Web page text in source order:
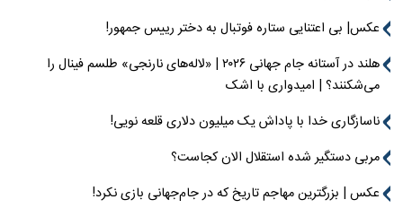
عکس| بی اعتنایی ستاره فوتبال به دختر رییس جمهور!
هلند در آستانه جام جهانی ۲۰۲۶ | «لاله‌های نارنجی» طلسم فینال را
می‌شکنند؟ | امیدواری با اشک
ناسازگاری خدا با پاداش یک میلیون دلاری قلعه نویی!
مربی دستگیر شده استقلال الان کجاست؟
عکس | بزرگترین مهاجم تاریخ که در جام‌جهانی بازی نکرد!